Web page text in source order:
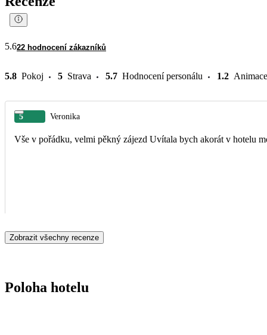
5.622 hodnocení zákazníků
5.8 Pokoj 5 Strava 5.7 Hodnocení personálu 1.2 Animace
5 Veronika
Vše v pořádku, velmi pěkný zájezd Uvítala bych akorát v hotelu
Zobrazit všechny recenze
Poloha hotelu